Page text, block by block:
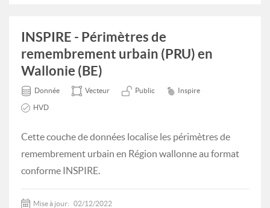
INSPIRE - Périmètres de
remembrement urbain (PRU) en
Wallonie (BE)
Donnée Vecteur Public Inspire
HVD
Cette couche de données localise les périmètres de
remembrement urbain en Région wallonne au format
conforme INSPIRE.
Mise à jour: 02/12/2022